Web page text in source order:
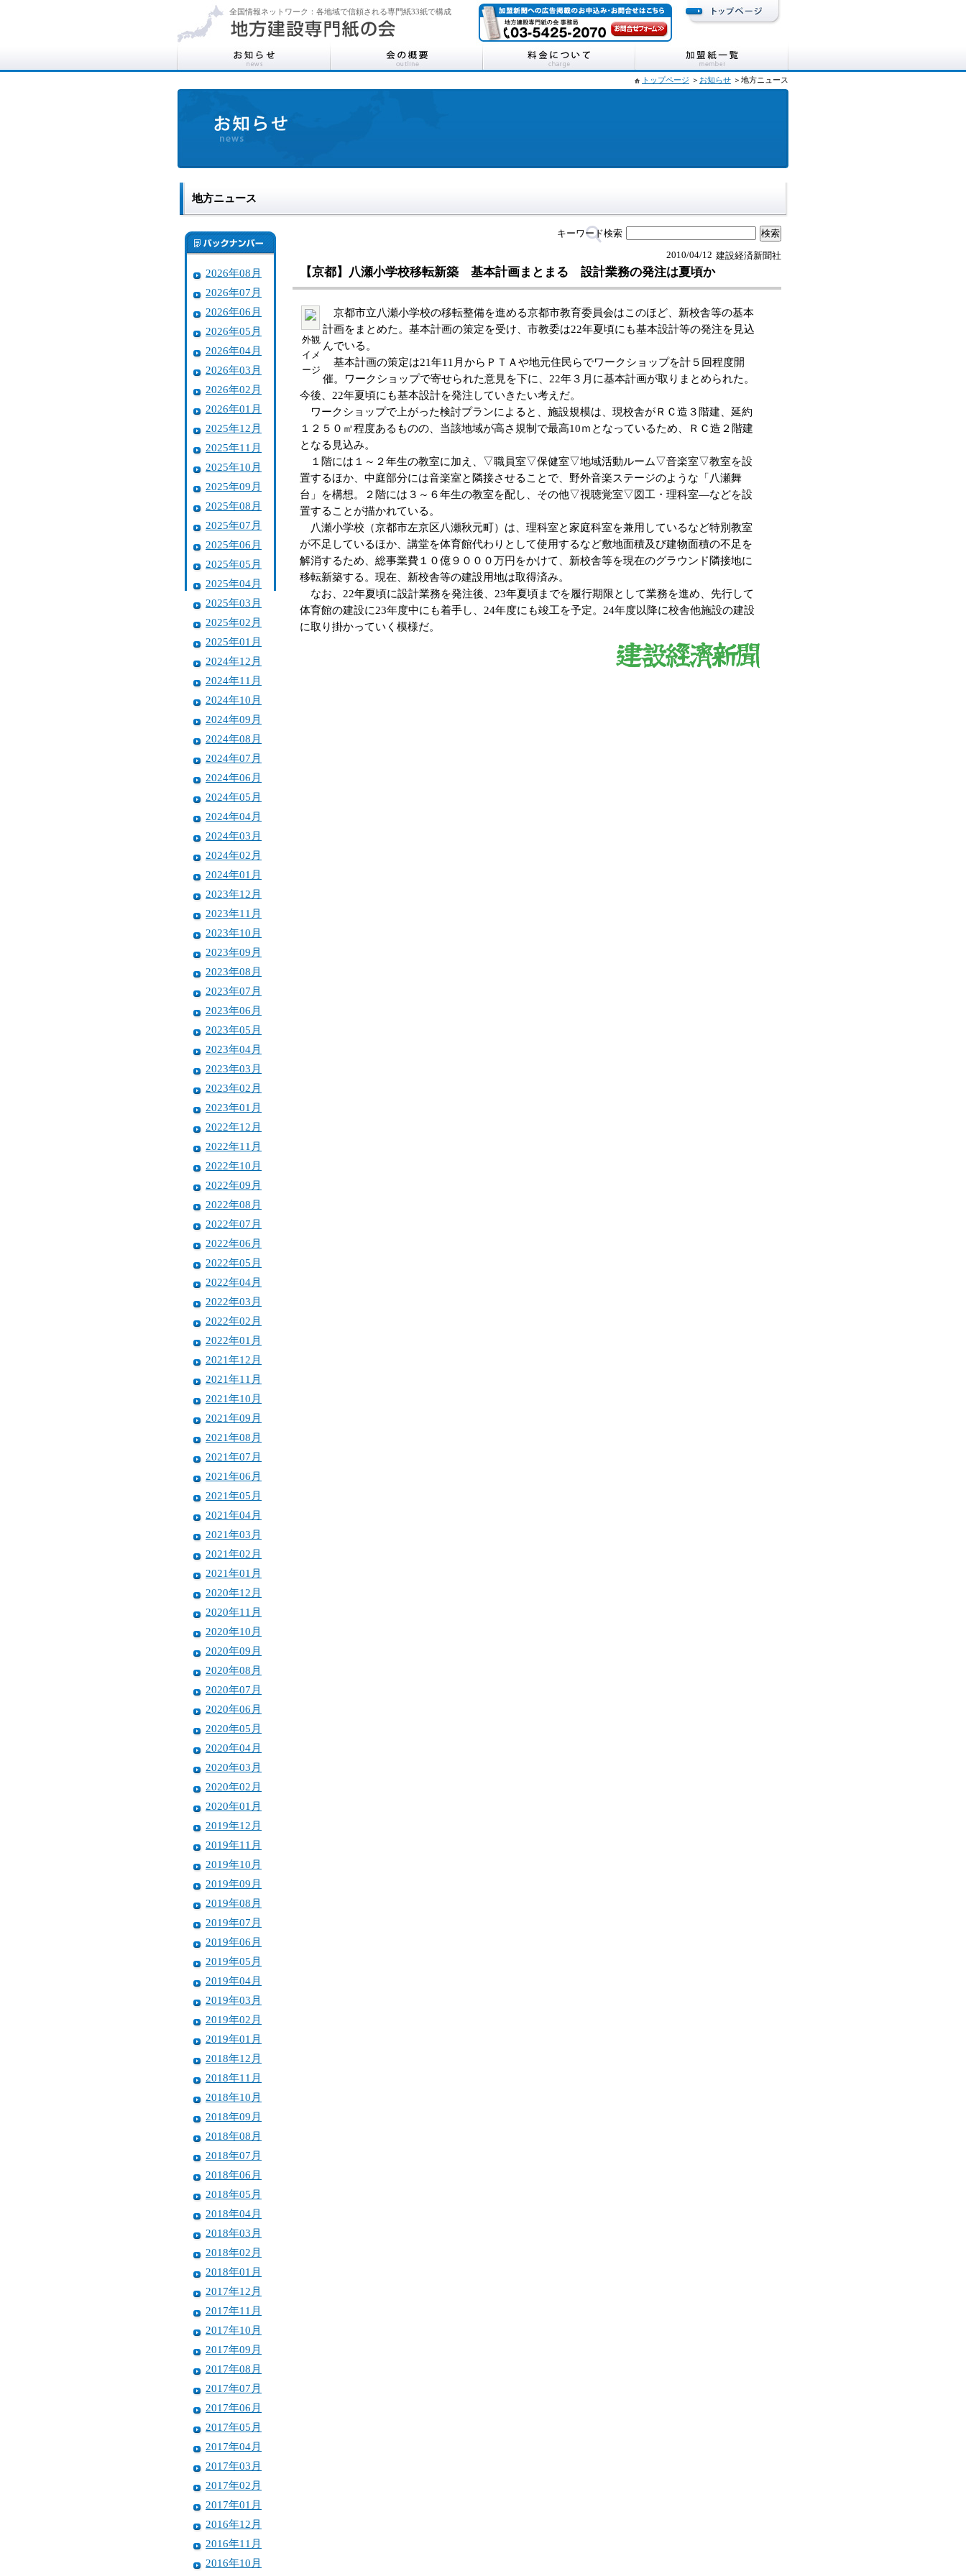
全国情報ネットワーク：各地域で信頼される専門紙33紙で構成
トップページ ＞ お知らせ ＞地方ニュース
地方ニュース
2026年08月
2026年07月
2026年06月
2026年05月
2026年04月
2026年03月
2026年02月
2026年01月
2025年12月
2025年11月
2025年10月
2025年09月
2025年08月
2025年07月
2025年06月
2025年05月
2025年04月
2025年03月
2025年02月
2025年01月
2024年12月
2024年11月
2024年10月
2024年09月
2024年08月
2024年07月
2024年06月
2024年05月
2024年04月
2024年03月
2024年02月
2024年01月
2023年12月
2023年11月
2023年10月
2023年09月
2023年08月
2023年07月
2023年06月
2023年05月
2023年04月
2023年03月
2023年02月
2023年01月
2022年12月
2022年11月
2022年10月
2022年09月
2022年08月
2022年07月
2022年06月
2022年05月
2022年04月
2022年03月
2022年02月
2022年01月
2021年12月
2021年11月
2021年10月
2021年09月
2021年08月
2021年07月
2021年06月
2021年05月
2021年04月
2021年03月
2021年02月
2021年01月
2020年12月
2020年11月
2020年10月
2020年09月
2020年08月
2020年07月
2020年06月
2020年05月
2020年04月
2020年03月
2020年02月
2020年01月
2019年12月
2019年11月
2019年10月
2019年09月
2019年08月
2019年07月
2019年06月
2019年05月
2019年04月
2019年03月
2019年02月
2019年01月
2018年12月
2018年11月
2018年10月
2018年09月
2018年08月
2018年07月
2018年06月
2018年05月
2018年04月
2018年03月
2018年02月
2018年01月
2017年12月
2017年11月
2017年10月
2017年09月
2017年08月
2017年07月
2017年06月
2017年05月
2017年04月
2017年03月
2017年02月
2017年01月
2016年12月
2016年11月
2016年10月
キーワード検索
建設経済新聞社
2010/04/12
【京都】八瀬小学校移転新築 基本計画まとまる 設計業務の発注は夏頃か
外観
イメ
ージ
京都市立八瀬小学校の移転整備を進める京都市教育委員会はこのほど、新校舎等の基本
計画をまとめた。基本計画の策定を受け、市教委は22年夏頃にも基本設計等の発注を見込
んでいる。
基本計画の策定は21年11月からＰＴＡや地元住民らでワークショップを計５回程度開
催。ワークショップで寄せられた意見を下に、22年３月に基本計画が取りまとめられた。
今後、22年夏頃にも基本設計を発注していきたい考えだ。
ワークショップで上がった検討プランによると、施設規模は、現校舎がＲＣ造３階建、延約
１２５０㎡程度あるものの、当該地域が高さ規制で最高10ｍとなっているため、ＲＣ造２階建
となる見込み。
１階には１～２年生の教室に加え、▽職員室▽保健室▽地域活動ルーム▽音楽室▽教室を設
置するほか、中庭部分には音楽室と隣接させることで、野外音楽ステージのような「八瀬舞
台」を構想。２階には３～６年生の教室を配し、その他▽視聴覚室▽図工・理科室―などを設
置することが描かれている。
八瀬小学校（京都市左京区八瀬秋元町）は、理科室と家庭科室を兼用しているなど特別教室
が不足しているほか、講堂を体育館代わりとして使用するなど敷地面積及び建物面積の不足を
解消するため、総事業費１０億９０００万円をかけて、新校舎等を現在のグラウンド隣接地に
移転新築する。現在、新校舎等の建設用地は取得済み。
なお、22年夏頃に設計業務を発注後、23年夏頃までを履行期限として業務を進め、先行して
体育館の建設に23年度中にも着手し、24年度にも竣工を予定。24年度以降に校舎他施設の建設
に取り掛かっていく模様だ。